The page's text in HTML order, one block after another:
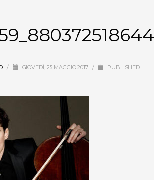
/ GIOVEDÌ, 25 MAGGIO 2017 /
PUBLISHED